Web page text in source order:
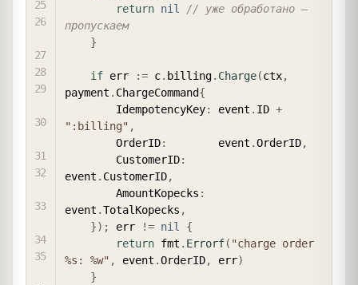
return nil
// уже обработано —
пропускаем
}
if err := c. billing. Charge(ctx,
payment . ChargeCommand{
        IdempotencyKey
: event . ID +
":billing" ,
        OrderID
:
        event
.OrderID,
        CustomerID
:
event . CustomerID,
        AmountKopecks
:
event .TotalKopecks ,
}) ; err != nil
{
return fmt . Errorf( "charge order
%s: %w" , event .OrderID, err)
}